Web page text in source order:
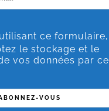
ce formulaire,
le stockage et le
vos données par ce